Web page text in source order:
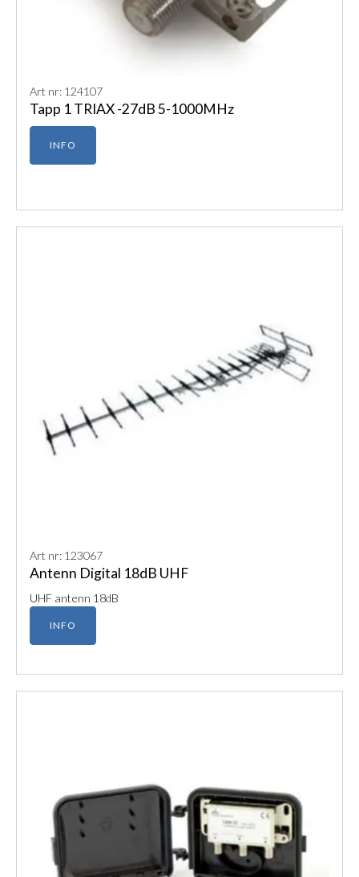
Art nr: 124107
Tapp 1 TRIAX -27dB 5-1000MHz
INFO
Art nr: 123067
Antenn Digital 18dB UHF
UHF antenn 18dB
INFO